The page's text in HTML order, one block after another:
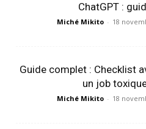
ChatGPT :
Miché Mikito - 18
Guide complet : Checklist
un job
Miché Mikito - 18